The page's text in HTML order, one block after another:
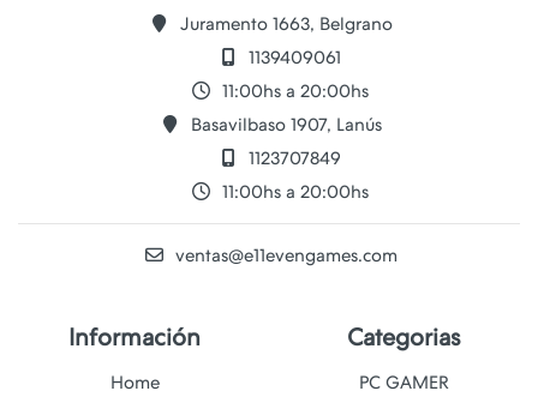
Juramento 1663, Belgrano
1139409061
11:00hs a 20:00hs
Basavilbaso 1907, Lanús
1123707849
11:00hs a 20:00hs
ventas@e11evengames.com
Información
Home
Categorias
PC GAMER